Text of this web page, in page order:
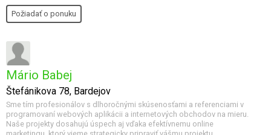
Požiadať o ponuku
Mário Babej
Štefánikova 78, Bardejov
Sme tím profesionálov s dlhoročnými skúsenosťami a referenciami v
programovaní webových aplikácii a internetových obchodov na mieru.
Naše projekty dosahujú úspech aj vďaka efektívnemu online